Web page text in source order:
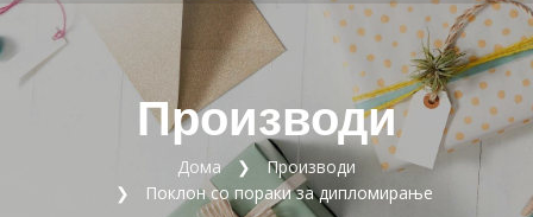
Производи
Дома
Производи
Поклон со пораки за дипломирање